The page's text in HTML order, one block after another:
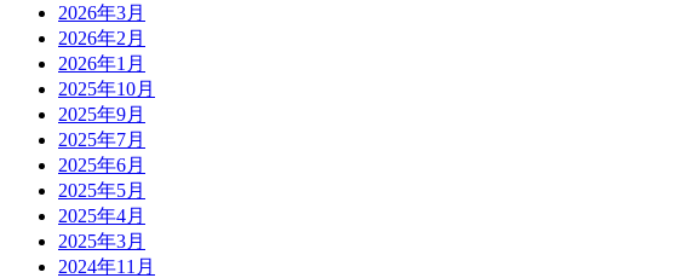
2026年3月
2026年2月
2026年1月
2025年10月
2025年9月
2025年7月
2025年6月
2025年5月
2025年4月
2025年3月
2024年11月